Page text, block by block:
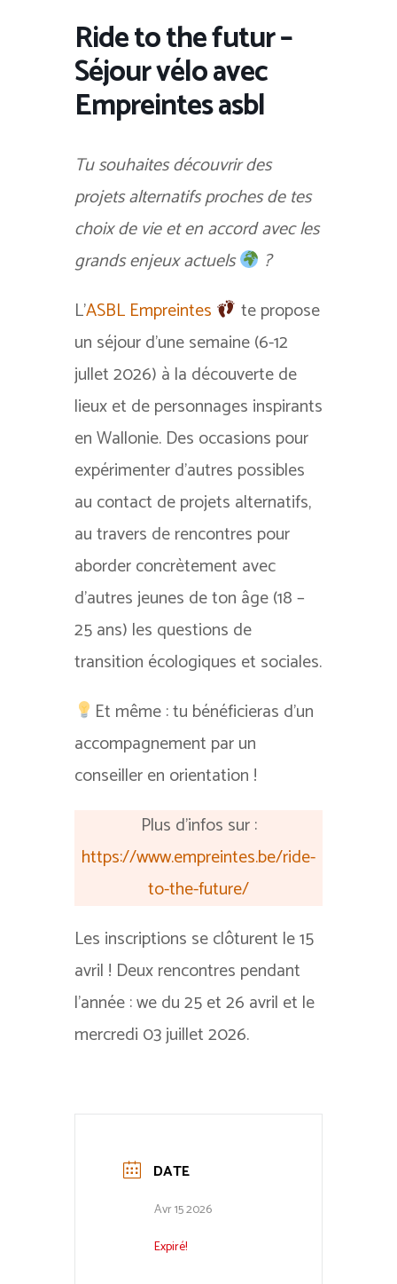
Ride to the futur –
Séjour vélo avec
Empreintes asbl
Tu souhaites découvrir des
projets alternatifs proches de tes
choix de vie et en accord avec les
grands enjeux actuels
?
L’ASBL Empreintes
te propose
un séjour d’une semaine (6-12
jullet 2026) à la découverte de
lieux et de personnages inspirants
en Wallonie. Des occasions pour
expérimenter d’autres possibles
au contact de projets alternatifs,
au travers de rencontres pour
aborder concrètement avec
d’autres jeunes de ton âge (18 –
25 ans) les questions de
transition écologiques et sociales.
Et même : tu bénéficieras d’un
accompagnement par un
conseiller en orientation !
Plus d’infos sur :
https://www.empreintes.be/ride-
to-the-future/
Les inscriptions se clôturent le 15
avril ! Deux rencontres pendant
l’année : we du 25 et 26 avril et le
mercredi 03 juillet 2026.
DATE
Avr 15 2026
Expiré!